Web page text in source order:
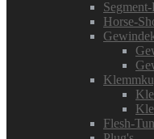
Horse-
Flesh-